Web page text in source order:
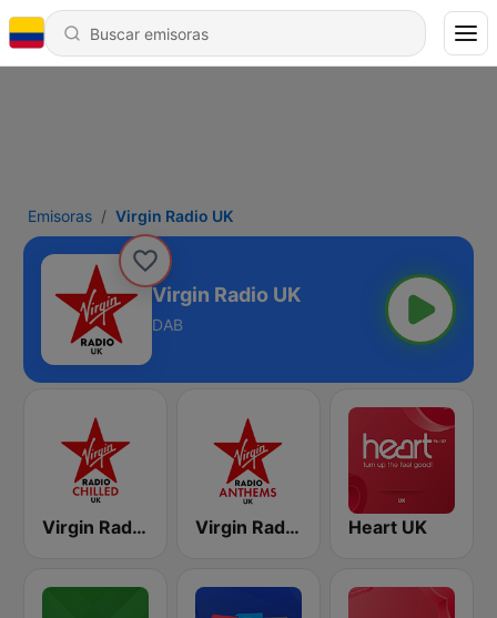
Emisoras Virgin Radio UK
Virgin Radio UK
DAB
Virgin Radio Chilled UK Virgin Radio Anthems UK Heart UK